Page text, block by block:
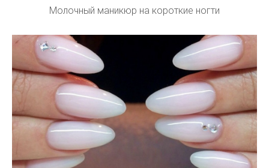
Молочный маникюр на короткие ногти